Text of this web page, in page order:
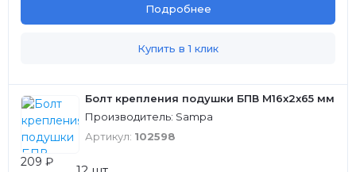
Подробнее
Купить в 1 клик
Болт крепления подушки БПВ M16x2x65 мм
Производитель: Sampa
Артикул: 102598
209 ₽